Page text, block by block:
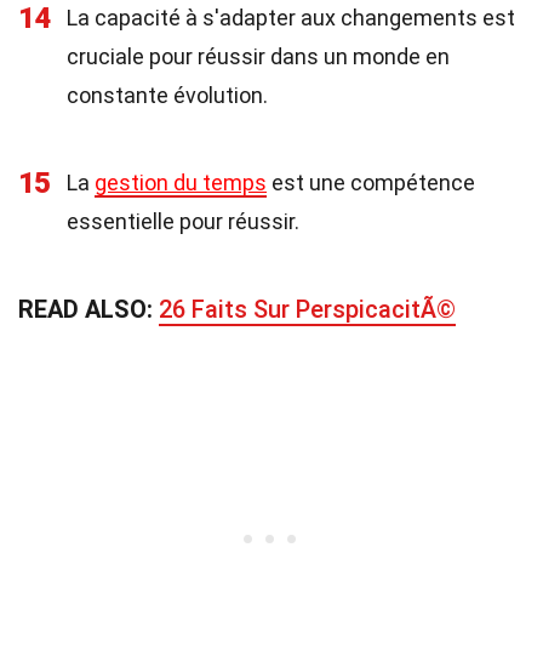
14
La capacité à s'adapter aux changements est
cruciale pour réussir dans un monde en
constante évolution.
15 La gestion du temps est une compétence
essentielle pour réussir.
READ ALSO: 26 Faits Sur PerspicacitÃ©